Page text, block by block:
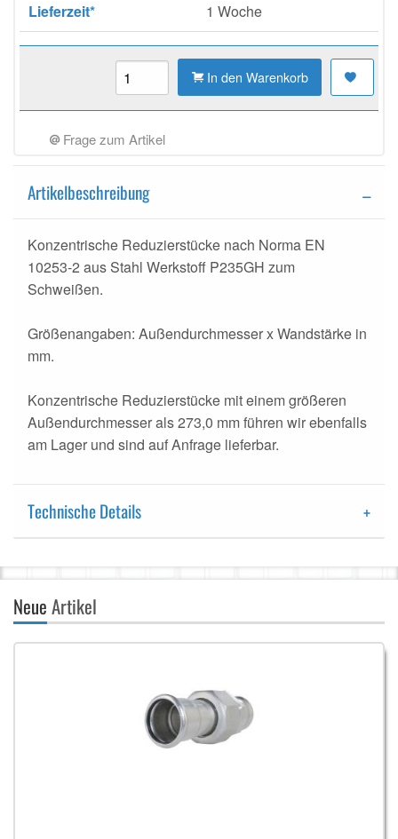
Lieferzeit*
1 Woche
In den Warenkorb
Frage zum Artikel
Artikelbeschreibung
Konzentrische Reduzierstücke nach Norma EN
10253-2 aus Stahl Werkstoff P235GH zum
Schweißen.
Größenangaben: Außendurchmesser x Wandstärke in
mm.
Konzentrische Reduzierstücke mit einem größeren
Außendurchmesser als 273,0 mm führen wir ebenfalls
am Lager und sind auf Anfrage lieferbar.
Technische Details
NeueArtikel